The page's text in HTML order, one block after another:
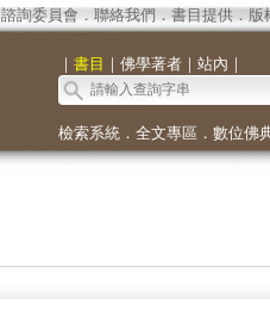
諮詢委員會． 聯絡我們 ． 書目提供． 版
｜ 書目 ｜ 佛學著者｜ 站內 ｜
檢索系統． 全文專區 ． 數位佛